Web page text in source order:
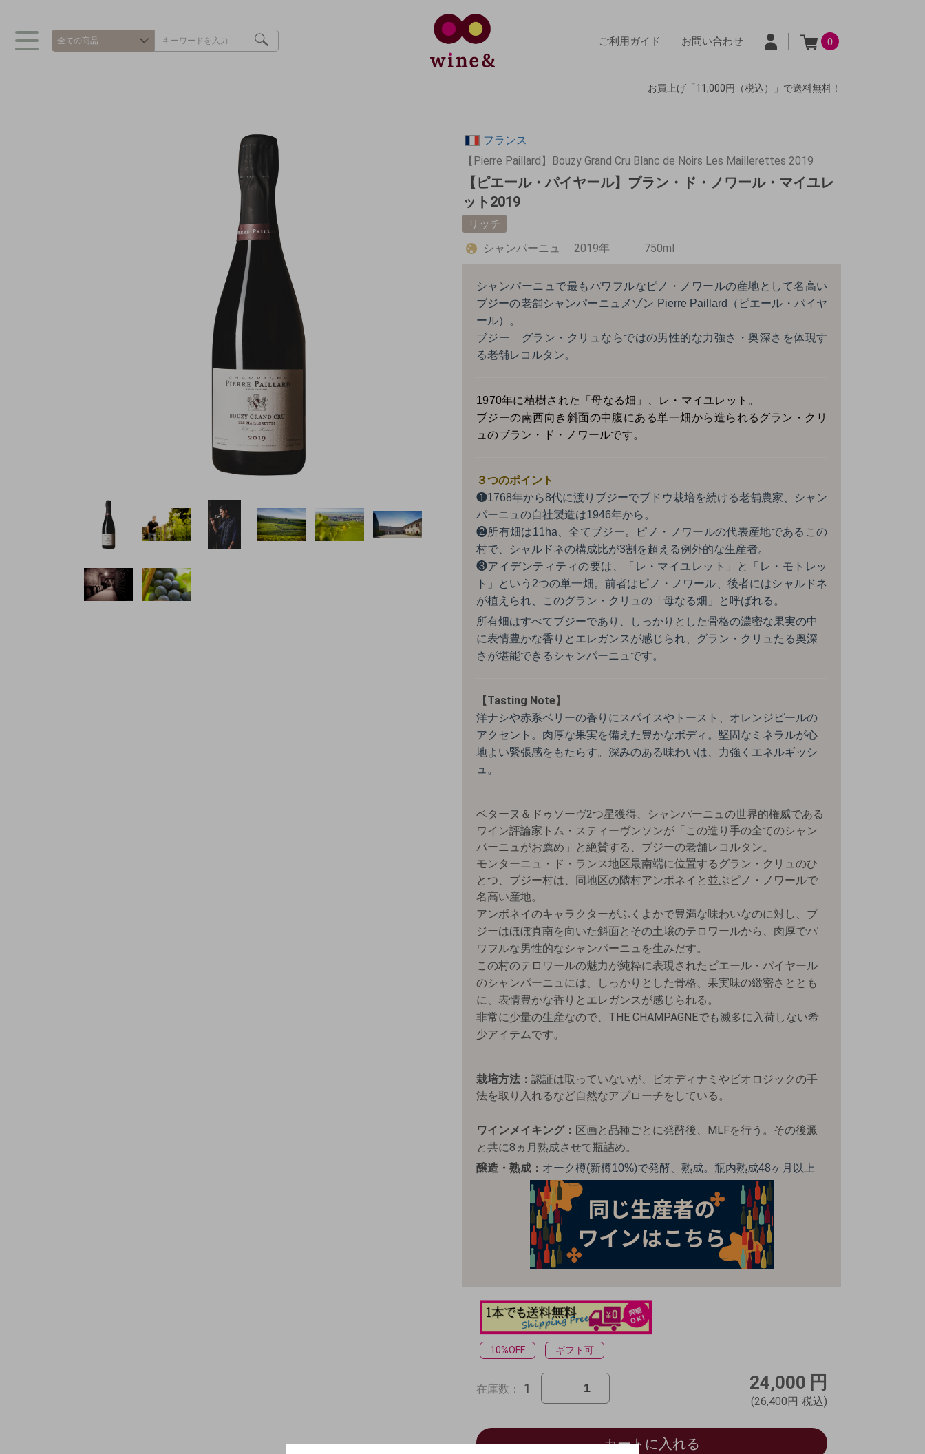
ご利用ガイド お問い合わせ 0
お買上げ「11,000円（税込）」で送料無料！
フランス
【Pierre Paillard】Bouzy Grand Cru Blanc de Noirs Les Maillerettes 2019
【ピエール・パイヤール】ブラン・ド・ノワール・マイユレ
ット2019
リッチ
シャンパーニュ
2019年 750ml
シャンパーニュで最もパワフルなピノ・ノワールの産地として名高い
ブジーの老舗シャンパーニュメゾン Pierre Paillard（ピエール・パイヤ
ール）。
ブジー グラン・クリュならではの男性的な力強さ・奥深さを体現す
る老舗レコルタン。
1970年に植樹された「母なる畑」、レ・マイユレット。
ブジーの南西向き斜面の中腹にある単一畑から造られるグラン・クリ
ュのブラン・ド・ノワールです。
３つのポイント
❶1768年から8代に渡りブジーでブドウ栽培を続ける老舗農家、シャン
パーニュの自社製造は1946年から。
❷所有畑は11ha、全てブジー。ピノ・ノワールの代表産地であるこの
村で、シャルドネの構成比が3割を超える例外的な生産者。
❸アイデンティティの要は、「レ・マイユレット」と「レ・モトレッ
ト」という2つの単一畑。前者はピノ・ノワール、後者にはシャルドネ
が植えられ、このグラン・クリュの「母なる畑」と呼ばれる。
所有畑はすべてブジーであり、しっかりとした骨格の濃密な果実の中
に表情豊かな香りとエレガンスが感じられ、グラン・クリュたる奥深
さが堪能できるシャンパーニュです。
【Tasting Note】
洋ナシや赤系ベリーの香りにスパイスやトースト、オレンジピールの
アクセント。肉厚な果実を備えた豊かなボディ。堅固なミネラルが心
地よい緊張感をもたらす。深みのある味わいは、力強くエネルギッシ
ュ。
ベターヌ＆ドゥソーヴ2つ星獲得、シャンパーニュの世界的権威である
ワイン評論家トム・スティーヴンソンが「この造り手の全てのシャン
パーニュがお薦め」と絶賛する、ブジーの老舗レコルタン。
モンターニュ・ド・ランス地区最南端に位置するグラン・クリュのひ
とつ、ブジー村は、同地区の隣村アンボネイと並ぶピノ・ノワールで
名高い産地。
アンボネイのキャラクターがふくよかで豊満な味わいなのに対し、ブ
ジーはほぼ真南を向いた斜面とその土壌のテロワールから、肉厚でパ
ワフルな男性的なシャンパーニュを生みだす。
この村のテロワールの魅力が純粋に表現されたピエール・パイヤール
のシャンパーニュには、しっかりとした骨格、果実味の緻密さととも
に、表情豊かな香りとエレガンスが感じられる。
非常に少量の生産なので、THE CHAMPAGNEでも滅多に入荷しない希
少アイテムです。
栽培方法： 認証は取っていないが、ビオディナミやビオロジックの手
法を取り入れるなど自然なアプローチをしている。
ワインメイキング： 区画と品種ごとに発酵後、MLFを行う。その後澱
と共に8ヵ月熟成させて瓶詰め。
醸造・熟成： オーク樽(新樽10%)で発酵、熟成。瓶内熟成48ヶ月以上
10%OFF ギフト可
在庫数： 1 24,000 円
(26,400円 税込)
カートに入れる